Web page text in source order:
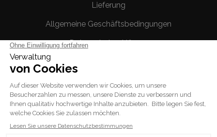
Lieferung
Allgemeine Geschäftsbedingungen
Datenschutzerklärung
Ihr Konto
Persönliche Infos
Bestellungen